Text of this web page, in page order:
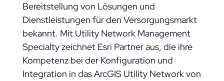
Bereitstellung von Lösungen und
Dienstleistungen für den Versorgungsmarkt
bekannt. Mit Utility Network Management
Specialty zeichnet Esri Partner aus, die ihre
Kompetenz bei der Konfiguration und
Integration in das ArcGIS Utility Network von